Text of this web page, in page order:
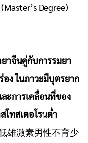
Degree)
ยาจีนคู่กับการรมยา
ง ในภาวะมีบุตรยาก
ะการเคลื่อนที่ของ
โทสเตอโรนต่ำ
雄激素男性不育少